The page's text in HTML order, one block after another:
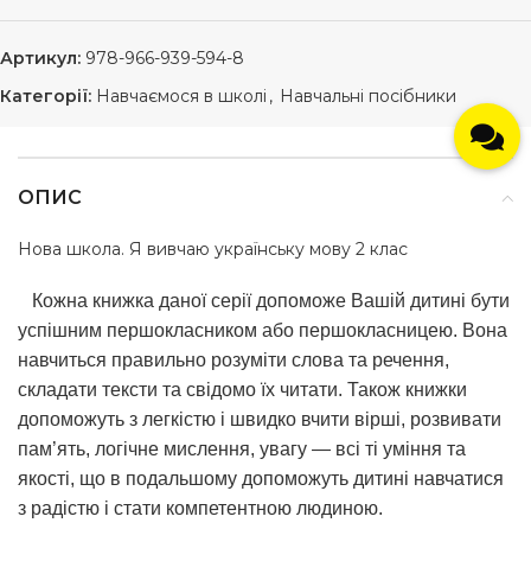
Артикул: 978-966-939-594-8
Категорії: Навчаємося в школі , Навчальні посібники
ОПИС
Нова школа. Я вивчаю українську мову 2 клас
Кожна книжка даної серії допоможе Вашій дитині бути
успішним першокласником або першокласницею. Вона
навчиться правильно розуміти слова та речення,
складати тексти та свідомо їх читати. Також книжки
допоможуть з легкістю і швидко вчити вірші, розвивати
пам’ять, логічне мислення, увагу — всі ті уміння та
якості, що в подальшому допоможуть дитині навчатися
з радістю і стати компетентною людиною.